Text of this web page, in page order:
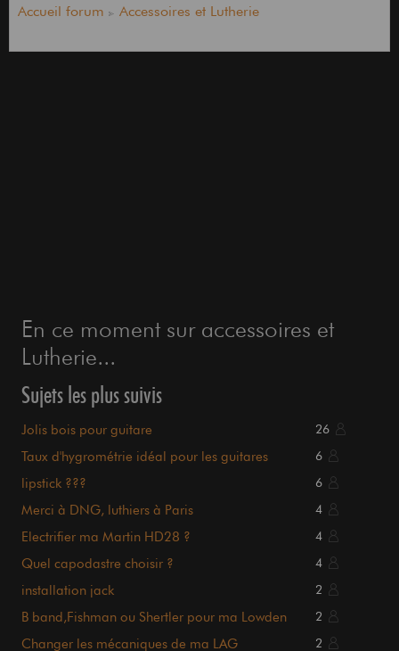
Accueil forum Accessoires et Lutherie
En ce moment sur accessoires et
Lutherie...
Sujets les plus suivis
Jolis bois pour guitare 26
Taux d'hygrométrie idéal pour les guitares 6
lipstick ??? 6
Merci à DNG, luthiers à Paris 4
Electrifier ma Martin HD28 ? 4
Quel capodastre choisir ? 4
installation jack 2
B band,Fishman ou Shertler pour ma Lowden
2
Changer les mécaniques de ma LAG 2